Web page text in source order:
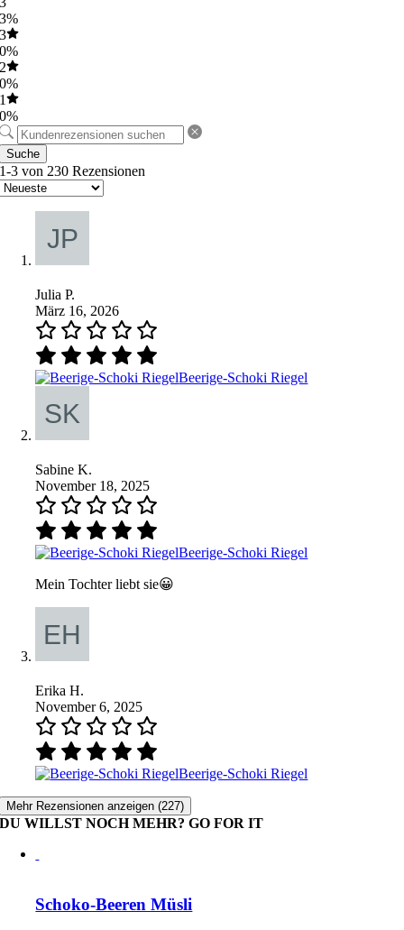
3%
3
0%
2
0%
1
0%
Suche
1-3 von 230 Rezensionen
Julia P.
März 16, 2026
Beerige-Schoki Riegel
Sabine K.
November 18, 2025
Beerige-Schoki Riegel
Mein Tochter liebt sie😀
Erika H.
November 6, 2025
Beerige-Schoki Riegel
Mehr Rezensionen anzeigen (227)
DU WILLST NOCH MEHR? GO FOR IT
Schoko-Beeren Müsli